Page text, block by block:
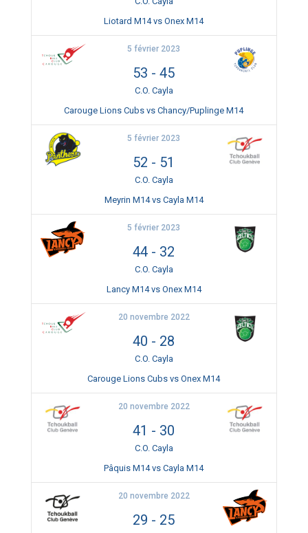
Liotard M14 vs Onex M14
5 février 2023
53 -45
C.O. Cayla
Carouge Lions Cubs vs Chancy/Puplinge M14
5 février 2023
52 - 51
C.O. Cayla
Meyrin M14 vs Cayla M14
5 février 2023
44 - 32
C.O. Cayla
Lancy M14 vs Onex M14
20 novembre 2022
40 - 28
C.O. Cayla
Carouge Lions Cubs vs Onex M14
20 novembre 2022
41 - 30
C.O. Cayla
Pâquis M14 vs Cayla M14
20 novembre 2022
29 - 25